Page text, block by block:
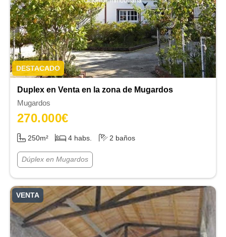
Duplex en Venta en la zona de Mugardos
270.000€
250m² 4 habs. 2 baños
Mugardos
Dúplex en Mugardos
VENTA